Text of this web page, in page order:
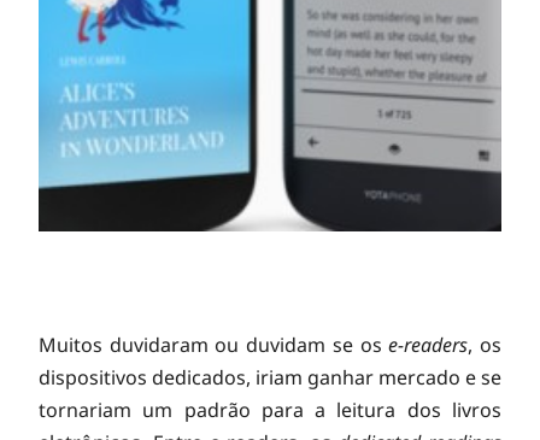
Y
Muitos duvidaram ou duvidam se ose-readers, os
dispositivos dedicados, iriam ganhar mercado e se
tornariam um padrão para a leitura dos livros